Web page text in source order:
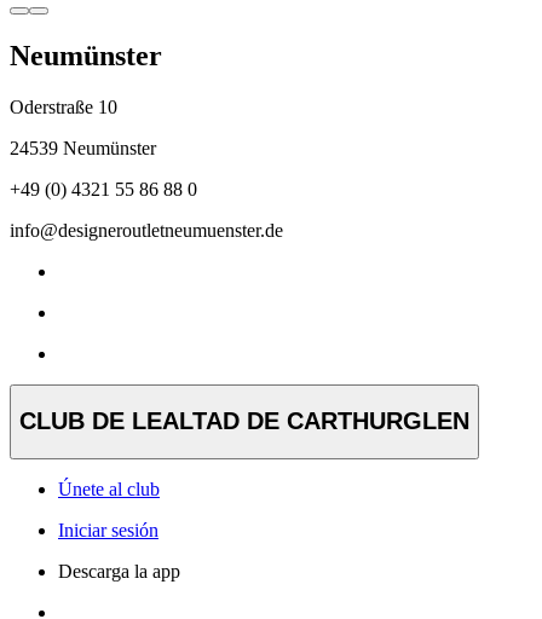
Neumünster
Oderstraße 10
24539 Neumünster
+49 (0) 4321 55 86 88 0
info@designeroutletneumuenster.de
CLUB DE LEALTAD DE CARTHURGLEN
Únete al club
Iniciar sesión
Descarga la app